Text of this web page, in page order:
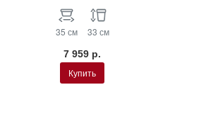
35 см 33 см
7 959 р.
Купить